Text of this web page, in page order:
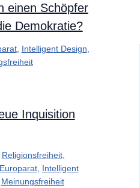
einen Schöpfer
Demokratie?
, Intelligent Design
Inquisition
Religionsfreiheit,
Europarat, Intelligent
Meinungsfreiheit